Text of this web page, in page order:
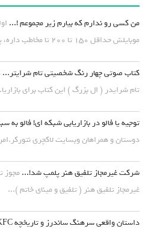
من کسی رو ندارم که بیارم زیر مجموعم !...
موبایلش حداقل ۱۵۰ تا ۲۰۰ تا مخاطب داره، پس مشکل اصلی...
کتاب صوتی چهار رنگ شخصیتی تام شرایتر...
تام شرایدر ( ال بزرگ ) این کتاب برای
توجیه یا فالو در بازاریابی شبکه ای! فالو
دوستان و همراهان وبسایت لاکچری
شرکت غیرمجاز تلفیق هنر پلمپ شد!... مجوز
غیرمجاز تلفیق هنر ( تلفیق و مینای خاتم )...
داستان واقعی سرهنگ ساندرز و تاریخچه KFC...